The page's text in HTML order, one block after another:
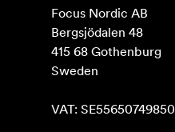
Focus Nordic AB
Bergsjödalen 48
415 68 Gothenburg
Sweden
VAT: